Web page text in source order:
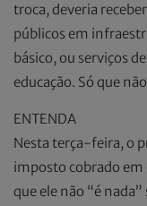
troca, deveria
públicos em
básico, ou serviços
educação. Só que
ENTENDA
Nesta terça-feira, o
imposto cobrado em
que ele não “é